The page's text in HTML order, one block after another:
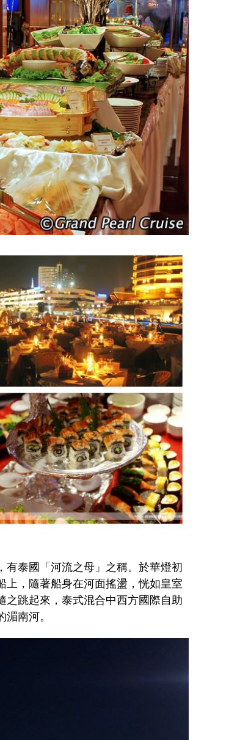
泰國「河流之母」之稱。於華燈初
，隨著船身在河面搖盪，恍如皇室
跳起來，泰式混合中西方國際自助
南河。